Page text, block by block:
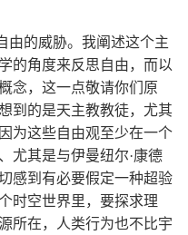
由的威胁。我阐述这个主
的角度来反思自由，而以
念，这一点敬请你们原
到的是天主教教徒，尤其
为这些自由观至少在一个
尤其是与伊曼纽尔·康德
感到有必要假定一种超验
时空世界里，要探求理
所在，人类行为也不比宇